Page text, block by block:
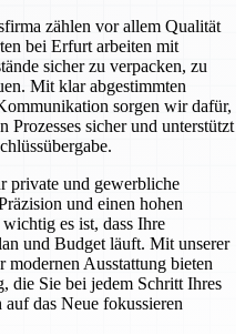
zählen vor allem Qualität
bei Erfurt arbeiten mit
sicher zu verpacken, zu
Mit klar abgestimmten
sorgen wir dafür,
Prozesses sicher und unterstützt
private und gewerbliche
und einen hohen
es ist, dass Ihre
und Budget läuft. Mit unserer
Ausstattung bieten
die Sie bei jedem Schritt Ihres
das Neue fokussieren